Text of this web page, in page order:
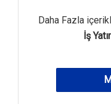
Daha Fazla
İş